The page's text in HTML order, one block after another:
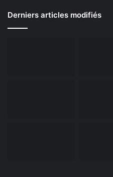
Derniers articles modifiés